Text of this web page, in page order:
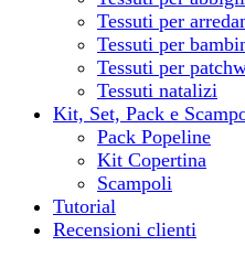
Tessuti per
Tessuti per
Tessuti per
Tessuti natalizi
Kit, Set, Pack e
Pack Popeline
Kit Copertina
Scampoli
Tutorial
Recensioni clienti